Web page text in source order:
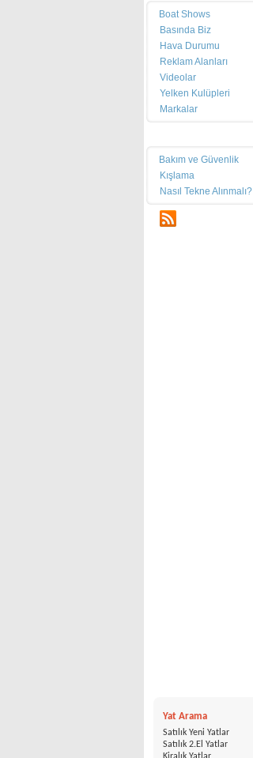
Boat Shows
Basında Biz
Hava Durumu
Reklam Alanları
Videolar
Yelken Kulüpleri
Markalar
Bakım ve Güvenlik
Kışlama
Nasıl Tekne Alınmalı?
Yat Arama
Satılık Yeni Yatlar
Satılık 2.El Yatlar